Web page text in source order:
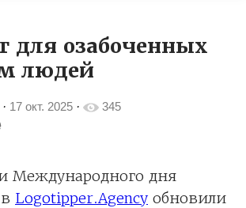
для озабоченных
людей
· 17 окт. 2025 · 345
Международного дня
Logotipper.Agency обновили